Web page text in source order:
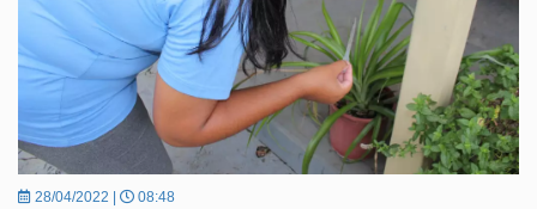
28/04/2022 | 08:48